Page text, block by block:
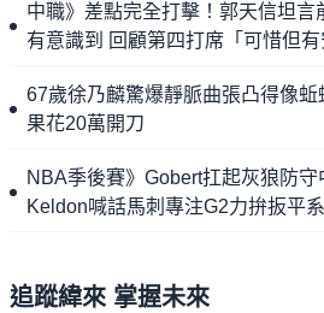
中職》差點完全打擊！郭天信坦言
有意識到 回顧第四打席「可惜但有
67歲徐乃麟驚爆靜脈曲張凸得像
果花20萬開刀
NBA季後賽》Gobert扛起灰狼防
Keldon喊話馬刺專注G2力拚扳平
追蹤緯來 掌握未來